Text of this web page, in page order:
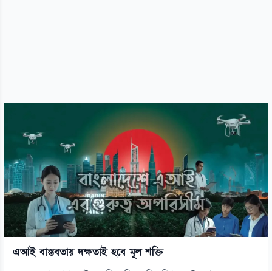
এআই বাস্তবতায় দক্ষতাই হবে মূল শক্তি